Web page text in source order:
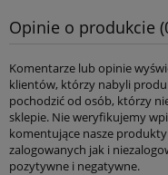
Opinie o produkcie
Komentarze lub opinie
klientów, którzy nabyli
pochodzić od osób, którzy
sklepie. Nie weryfikujemy
komentujące nasze
zalogowanych jak i
pozytywne i negatywne.